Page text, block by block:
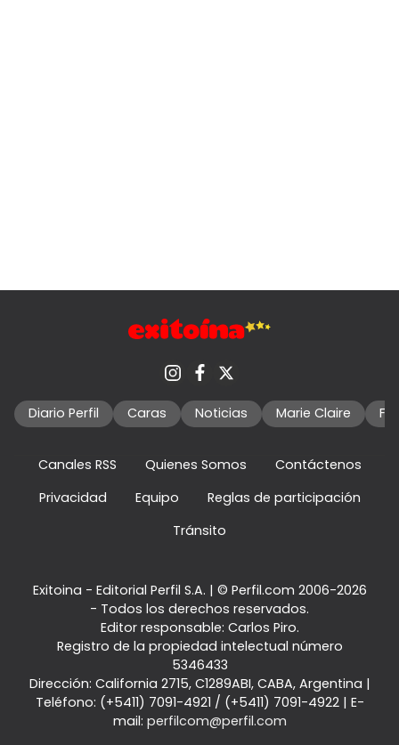
Diario Perfil Caras Noticias Marie Claire
Canales RSS Quienes Somos
Contáctenos
Privacidad
Equipo
Reglas de participación
Tránsito
Exitoina - Editorial Perfil S.A. | © Perfil.com 2006-2026
- Todos los derechos reservados.
Editor responsable: Carlos Piro.
Registro de la propiedad intelectual número
5346433
Dirección: California 2715, C1289ABI, CABA, Argentina |
Teléfono: (+5411) 7091-4921 / (+5411) 7091-4922| E-
mail: perfilcom@perfil.com